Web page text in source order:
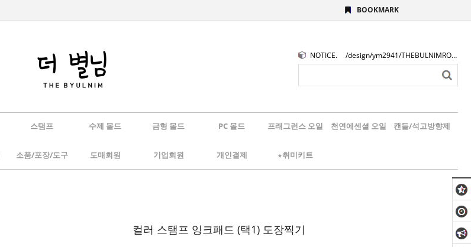
BOOKMARK
NOTICE. /design/ym2941/THEBULNIMROGO.png
스탬프 수제 몰드 금형 몰드 PC 몰드 프래그런스 오일 천연에센셜 오일 캔들/석고방향제
소품/포장/도구 도매회원 기업회원 개인결제 ★취미키트
컬러 스탬프 잉크패드 (택1) 도장찍기